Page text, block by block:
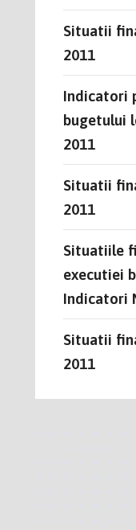
Situatii
2011
Indicatori
bugetului
2011
Situatii
2011
Situatiile
executiei
Indicatori
Situatii
2011